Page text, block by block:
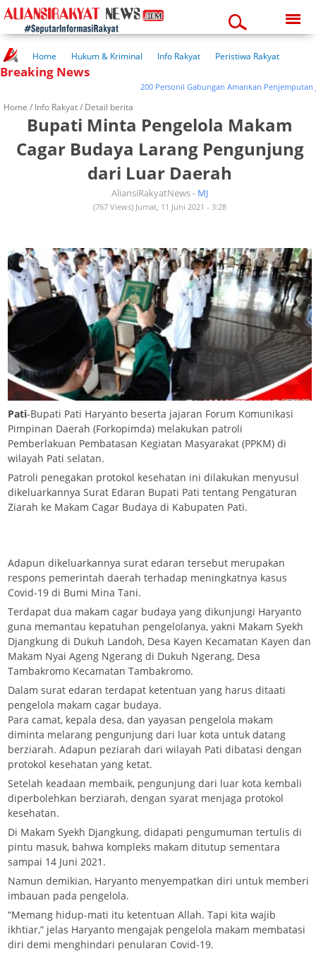
04:42:02 pm
Home Hukum & Kriminal Info Rakyat
Peristiwa Rakyat
Kuliner Rakyat
Wisata Rakyat
Breaking News
200 Personil Gabungan Amankan Penjemputan
Home / Info Rakyat/ Detail berita
Bupati Minta Pengelola Makam
Cagar Budaya Larang Pengunjung
dari Luar Daerah
AliansiRakyatNews - MJ
(767 Views) Jumat, 11 Juni 2021 - 3:28
Pati-Bupati Pati Haryanto beserta jajaran Forum Komunikasi
Pimpinan Daerah (Forkopimda) melakukan patroli
Pemberlakuan Pembatasan Kegiatan Masyarakat (PPKM) di
wilayah Pati selatan.
Patroli penegakan protokol kesehatan ini dilakukan menyusul
dikeluarkannya Surat Edaran Bupati Pati tentang Pengaturan
Ziarah ke Makam Cagar Budaya di Kabupaten Pati.
Adapun dikeluarkannya surat edaran tersebut merupakan
respons pemerintah daerah terhadap meningkatnya kasus
Covid-19 di Bumi Mina Tani.
Terdapat dua makam cagar budaya yang dikunjungi Haryanto
guna memantau kepatuhan pengelolanya, yakni Makam Syekh
Djangkung di Dukuh Landoh, Desa Kayen Kecamatan Kayen dan
Makam Nyai Ageng Ngerang di Dukuh Ngerang, Desa
Tambakromo Kecamatan Tambakromo.
Dalam surat edaran terdapat ketentuan yang harus ditaati
pengelola makam cagar budaya.
Para camat, kepala desa, dan yayasan pengelola makam
diminta melarang pengunjung dari luar kota untuk datang
berziarah. Adapun peziarah dari wilayah Pati dibatasi dengan
protokol kesehatan yang ketat.
Setelah keadaan membaik, pengunjung dari luar kota kembali
diperbolehkan berziarah, dengan syarat menjaga protokol
kesehatan.
Di Makam Syekh Djangkung, didapati pengumuman tertulis di
pintu masuk, bahwa kompleks makam ditutup sementara
sampai 14 Juni 2021.
Namun demikian, Haryanto menyempatkan diri untuk memberi
imbauan pada pengelola.
“Memang hidup-mati itu ketentuan Allah. Tapi kita wajib
ikhtiar,” jelas Haryanto mengajak pengelola makam membatasi
diri demi menghindari penularan Covid-19.